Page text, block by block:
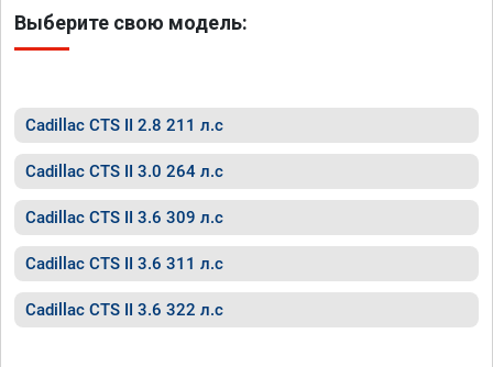
Выберите свою модель:
Cadillac CTS II 2.8 211 л.с
Cadillac CTS II 3.0 264 л.с
Cadillac CTS II 3.6 309 л.с
Cadillac CTS II 3.6 311 л.с
Cadillac CTS II 3.6 322 л.с